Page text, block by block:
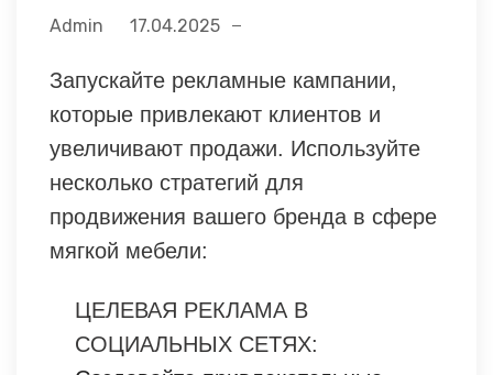
Admin 17.04.2025
Запускайте рекламные кампании,
которые привлекают клиентов и
увеличивают продажи. Используйте
несколько стратегий для
продвижения вашего бренда в сфере
мягкой мебели:
ЦЕЛЕВАЯ РЕКЛАМА В
СОЦИАЛЬНЫХ СЕТЯХ: